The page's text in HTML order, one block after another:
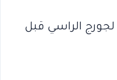
لجورج الراسي قبل